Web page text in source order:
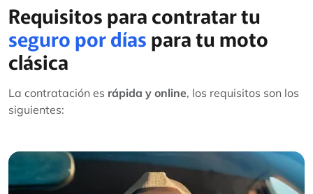
Requisitos para contratar tu
seguro por días para tu moto
clásica
La contratación es rápida y online, los requisitos son los
siguientes: